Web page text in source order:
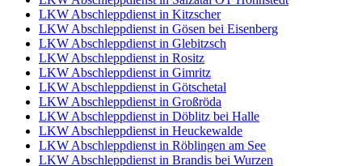
LKW Abschleppdienst in Kitzscher
LKW Abschleppdienst in Gösen bei Eisenberg
LKW Abschleppdienst in Glebitzsch
LKW Abschleppdienst in Rositz
LKW Abschleppdienst in Gimritz
LKW Abschleppdienst in Götschetal
LKW Abschleppdienst in Großröda
LKW Abschleppdienst in Döblitz bei Halle
LKW Abschleppdienst in Heuckewalde
LKW Abschleppdienst in Röblingen am See
LKW Abschleppdienst in Brandis bei Wurzen